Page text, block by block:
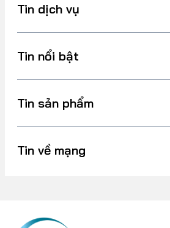
Tin dịch vụ
Tin nổi bật
Tin sản phẩm
Tin về mạng